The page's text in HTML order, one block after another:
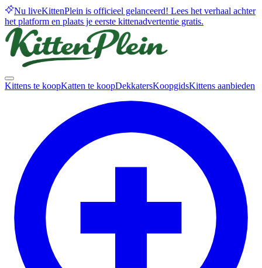
Nu liveKittenPlein is officieel gelanceerd! Lees het verhaal achter
het platform en plaats je eerste kittenadvertentie gratis.
Kittens te koopKatten te koopDekkatersKoopgidsKittens aanbieden